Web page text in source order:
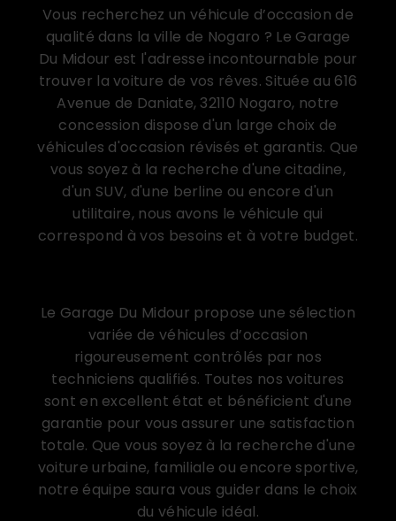
Vous recherchez un véhicule d’occasion de
qualité dans la ville de Nogaro ? Le Garage
Du Midour est l'adresse incontournable pour
trouver la voiture de vos rêves. Située au 616
Avenue de Daniate, 32110 Nogaro, notre
concession dispose d'un large choix de
véhicules d'occasion révisés et garantis. Que
vous soyez à la recherche d'une citadine,
d'un SUV, d'une berline ou encore d'un
utilitaire, nous avons le véhicule qui
correspond à vos besoins et à votre budget.
Le Garage Du Midour propose une sélection
variée de véhicules d’occasion
rigoureusement contrôlés par nos
techniciens qualifiés. Toutes nos voitures
sont en excellent état et bénéficient d'une
garantie pour vous assurer une satisfaction
totale. Que vous soyez à la recherche d'une
voiture urbaine, familiale ou encore sportive,
notre équipe saura vous guider dans le choix
du véhicule idéal.